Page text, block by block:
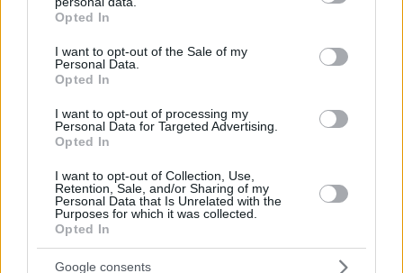
grant or deny consent to Google and its third-party tags to
use your data for below specified purposes in below Google
consent section.
Opted In
I want to opt-out of the Sale of my
Personal Data.
Opted In
I want to opt-out of processing my
Personal Data for Targeted Advertising.
Opted In
I want to opt-out of Collection, Use,
Retention, Sale, and/or Sharing of my
Personal Data that Is Unrelated with the
Purposes for which it was collected.
Opted In
Google consents
για το φονικό στην Κυψέλη και η
σιωπή στην απολογία
07.08.2026, 07:19 356
22 χρόνια από τα εγκαίνια της
γέφυρας Ρίου-Αντιρρίου: Αντέχει
πρόσκρουση με δεξαμενόπλοιο,
07.08.2026, 09:08 31
Βόρεια Εύβοια: Οι 14 λίμνες που